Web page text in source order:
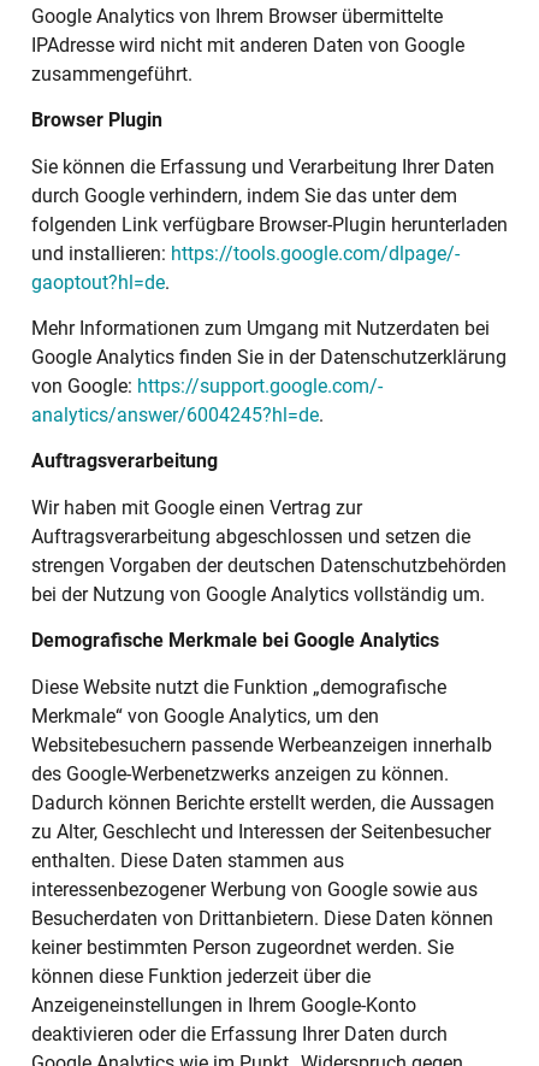
Google Analytics von Ihrem Browser übermittelte
IPAdresse wird nicht mit anderen Daten von Google
zusammengeführt.
Browser Plugin
Sie können die Erfassung und Verarbeitung Ihrer Daten
durch Google verhindern, indem Sie das unter dem
folgenden Link verfügbare Browser-Plugin herunterladen
und installieren: https://tools.google.com/dlpage/­
gaoptout?hl=de.
Mehr Informationen zum Umgang mit Nutzerdaten bei
Google Analytics finden Sie in der Datenschutzerklärung
von Google: https://support.google.com/­
analytics/answer/6004245?hl=de.
Auftragsverarbeitung
Wir haben mit Google einen Vertrag zur
Auftragsverarbeitung abgeschlossen und setzen die
strengen Vorgaben der deutschen Datenschutzbehörden
bei der Nutzung von Google Analytics vollständig um.
Demografische Merkmale bei Google Analytics
Diese Website nutzt die Funktion „demografische
Merkmale“ von Google Analytics, um den
Websitebesuchern passende Werbeanzeigen innerhalb
des Google-Werbenetzwerks anzeigen zu können.
Dadurch können Berichte erstellt werden, die Aussagen
zu Alter, Geschlecht und Interessen der Seitenbesucher
enthalten. Diese Daten stammen aus
interessenbezogener Werbung von Google sowie aus
Besucherdaten von Drittanbietern. Diese Daten können
keiner bestimmten Person zugeordnet werden. Sie
können diese Funktion jederzeit über die
Anzeigeneinstellungen in Ihrem Google-Konto
deaktivieren oder die Erfassung Ihrer Daten durch